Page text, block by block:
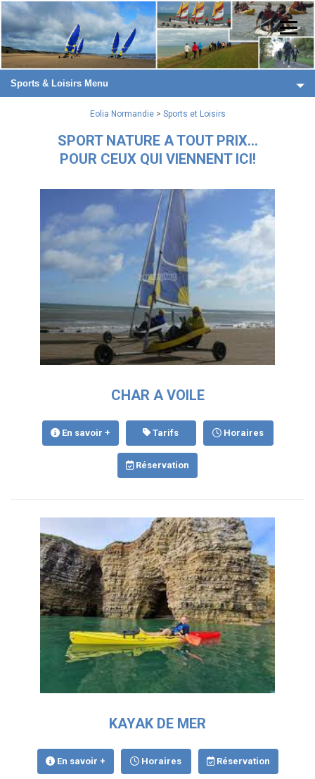
Sports & Loisirs Menu
Eolia Normandie> Sports et Loisirs
SPORT NATURE A TOUT PRIX...
POUR CEUX QUI VIENNENT ICI!
CHAR A VOILE
En savoir + Tarifs Horaires
Réservation
KAYAK DE MER
En savoir + Horaires Réservation